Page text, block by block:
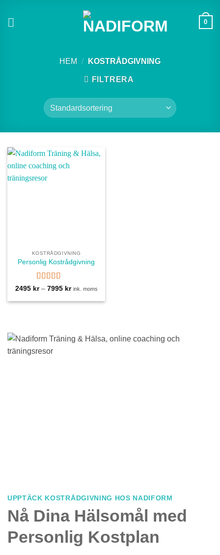
0
HEM / KOSTRÅDGIVNING
FILTRERA
KOSTRÅDGIVNING
Personlig Kostrådgivning
Betygsatt
2495 kr – 7995 krPrisintervall:
till
ink. moms
UPPTÄCK KOSTRÅDGIVNING HOS NADIFORM
Nå Dina Hälsomål med
Personlig Kostplan